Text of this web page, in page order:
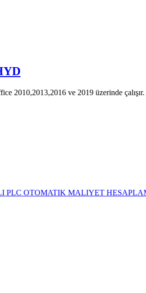
2010,2013,2016 ve 2019 üzerinde
PLC OTOMATIK MALIYET